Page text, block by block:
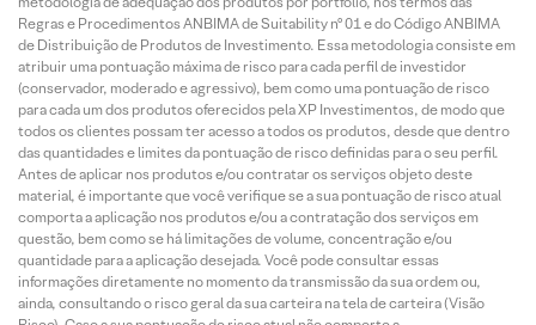
Regras e Procedimentos ANBIMA de Suitability nº 01 e do Código ANBIMA
de Distribuição de Produtos de Investimento. Essa metodologia consiste em
atribuir uma pontuação máxima de risco para cada perfil de investidor
(conservador, moderado e agressivo), bem como uma pontuação de risco
para cada um dos produtos oferecidos pela XP Investimentos, de modo que
todos os clientes possam ter acesso a todos os produtos, desde que dentro
das quantidades e limites da pontuação de risco definidas para o seu perfil.
Antes de aplicar nos produtos e/ou contratar os serviços objeto deste
material, é importante que você verifique se a sua pontuação de risco atual
comporta a aplicação nos produtos e/ou a contratação dos serviços em
questão, bem como se há limitações de volume, concentração e/ou
quantidade para a aplicação desejada. Você pode consultar essas
informações diretamente no momento da transmissão da sua ordem ou,
ainda, consultando o risco geral da sua carteira na tela de carteira (Visão